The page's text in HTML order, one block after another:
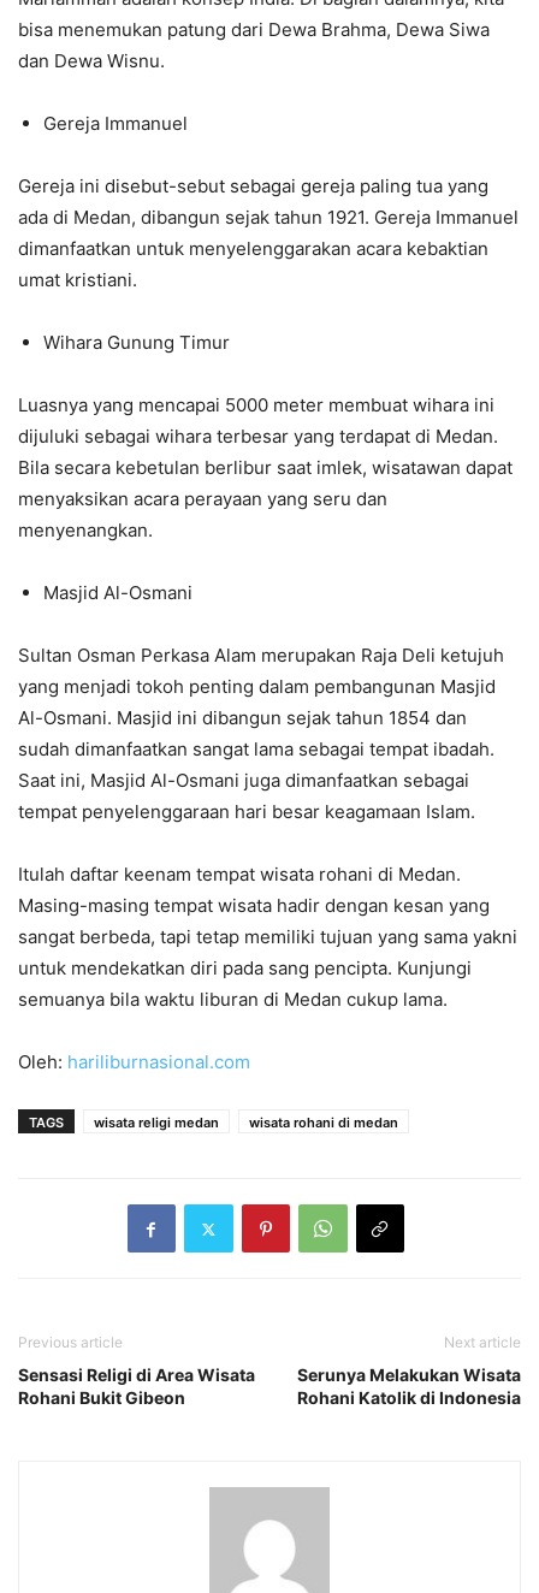
bisa menemukan patung dari Dewa Brahma, Dewa Siwa
dan Dewa Wisnu.
Gereja Immanuel
Gereja ini disebut-sebut sebagai gereja paling tua yang
ada di Medan, dibangun sejak tahun 1921. Gereja Immanuel
dimanfaatkan untuk menyelenggarakan acara kebaktian
umat kristiani.
Wihara Gunung Timur
Luasnya yang mencapai 5000 meter membuat wihara ini
dijuluki sebagai wihara terbesar yang terdapat di Medan.
Bila secara kebetulan berlibur saat imlek, wisatawan dapat
menyaksikan acara perayaan yang seru dan
menyenangkan.
Masjid Al-Osmani
Sultan Osman Perkasa Alam merupakan Raja Deli ketujuh
yang menjadi tokoh penting dalam pembangunan Masjid
Al-Osmani. Masjid ini dibangun sejak tahun 1854 dan
sudah dimanfaatkan sangat lama sebagai tempat ibadah.
Saat ini, Masjid Al-Osmani juga dimanfaatkan sebagai
tempat penyelenggaraan hari besar keagamaan Islam.
Itulah daftar keenam tempat wisata rohani di Medan.
Masing-masing tempat wisata hadir dengan kesan yang
sangat berbeda, tapi tetap memiliki tujuan yang sama yakni
untuk mendekatkan diri pada sang pencipta. Kunjungi
semuanya bila waktu liburan di Medan cukup lama.
Oleh: hariliburnasional.com
TAGS wisata religi medan wisata rohani di medan
Previous article
Sensasi Religi di Area Wisata
Rohani Bukit Gibeon
Next article
Serunya Melakukan Wisata
Rohani Katolik di Indonesia